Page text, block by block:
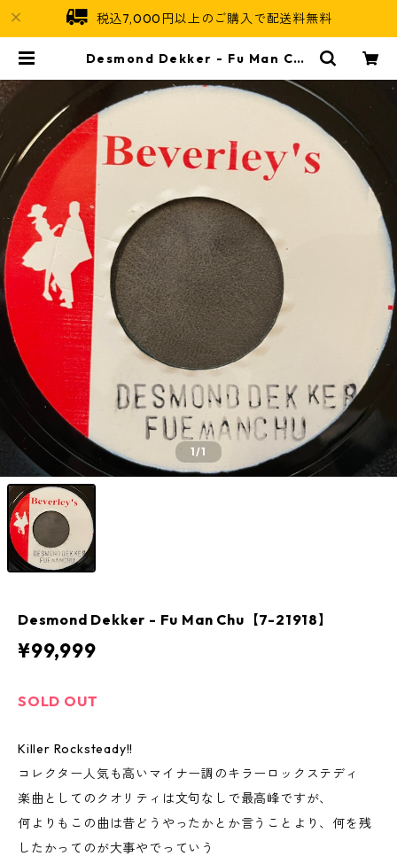
税込7,000円以上のご購入で配送料無料
Desmond Dekker - Fu Man Chu
1/1
Desmond Dekker - Fu Man Chu【7-21918】
¥99,999
SOLD OUT
Killer Rocksteady!!
コレクター人気も高いマイナー調のキラーロックステディ
楽曲としてのクオリティは文句なしで最高峰ですが、
何よりもこの曲は昔どうやったかとか言うことより、何を残
したかってのが大事やでっていう